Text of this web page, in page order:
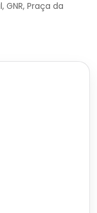
GNR, Praça da